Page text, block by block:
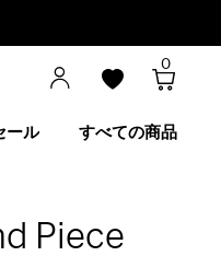
0
ール すべての商品
Piece